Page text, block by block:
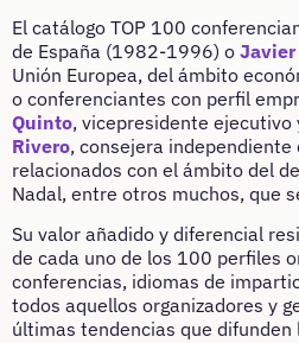
El catálogo TOP 100
de España (1982-1996) o Javier
Unión Europea, del ámbito
o conferenciantes con perfil
Quinto, vicepresidente ejecutivo
Rivero, consejera
relacionados con el ámbito del
Nadal, entre otros muchos, que
Su valor añadido y diferencial
de cada uno de los 100 perfiles
conferencias, idiomas de
todos aquellos organizadores y
últimas tendencias que